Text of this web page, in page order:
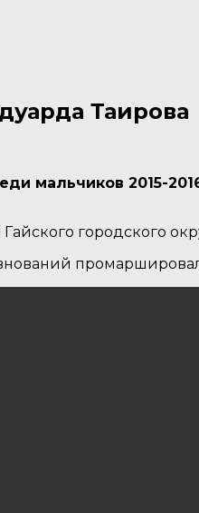
Таирова
мальчиков 2015-
городского